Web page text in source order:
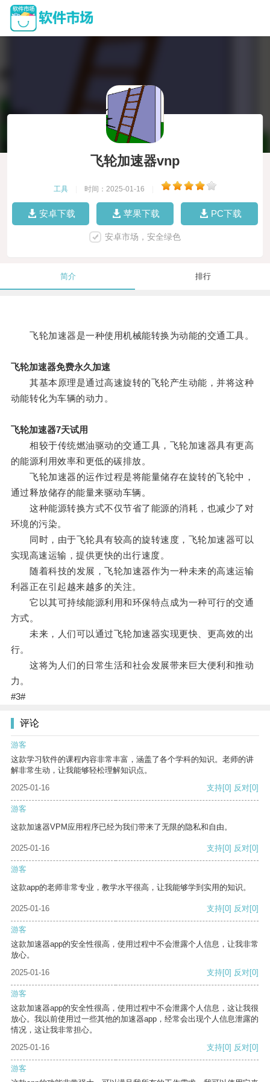
飞轮加速器vnp
工具 时间：2025-01-16
安卓下载 苹果下载 PC下载
安卓市场，安全绿色
简介 排行
飞轮加速器是一种使用机械能转换为动能的交通工具。
飞轮加速器免费永久加速
其基本原理是通过高速旋转的飞轮产生动能，并将这种
动能转化为车辆的动力。
飞轮加速器7天试用
相较于传统燃油驱动的交通工具，飞轮加速器具有更高
的能源利用效率和更低的碳排放。
飞轮加速器的运作过程是将能量储存在旋转的飞轮中，
通过释放储存的能量来驱动车辆。
这种能源转换方式不仅节省了能源的消耗，也减少了对
环境的污染。
同时，由于飞轮具有较高的旋转速度，飞轮加速器可以
实现高速运输，提供更快的出行速度。
随着科技的发展，飞轮加速器作为一种未来的高速运输
利器正在引起越来越多的关注。
它以其可持续能源利用和环保特点成为一种可行的交通
方式。
未来，人们可以通过飞轮加速器实现更快、更高效的出
行。
这将为人们的日常生活和社会发展带来巨大便利和推动
力。
#3#
评论
游客
这款学习软件的课程内容非常丰富，涵盖了各个学科的知识。老师的讲
解非常生动，让我能够轻松理解知识点。
2025-01-16
支持[0] 反对[0]
游客
这款加速器VPM应用程序已经为我们带来了无限的隐私和自由。
2025-01-16 支持[0] 反对[0]
游客
这款app的老师非常专业，教学水平很高，让我能够学到实用的知识。
2025-01-16 支持[0] 反对[0]
游客
这款加速器app的安全性很高，使用过程中不会泄露个人信息，让我非常
放心。
2025-01-16
支持[0] 反对[0]
游客
这款加速器app的安全性很高，使用过程中不会泄露个人信息，这让我很
放心。我以前使用过一些其他的加速器app，经常会出现个人信息泄露的
情况，这让我非常担心。
2025-01-16
支持[0] 反对[0]
游客